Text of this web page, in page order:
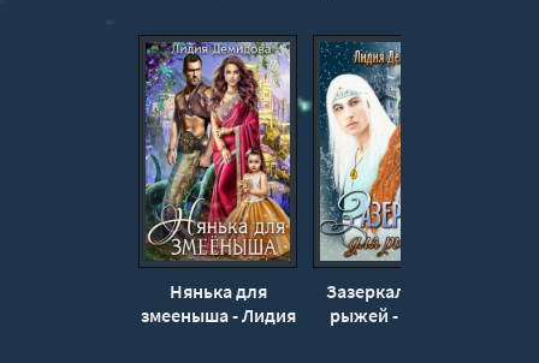
Нянька для
змееныша - Лидия
Зазеркалье для
рыжей - Лидия